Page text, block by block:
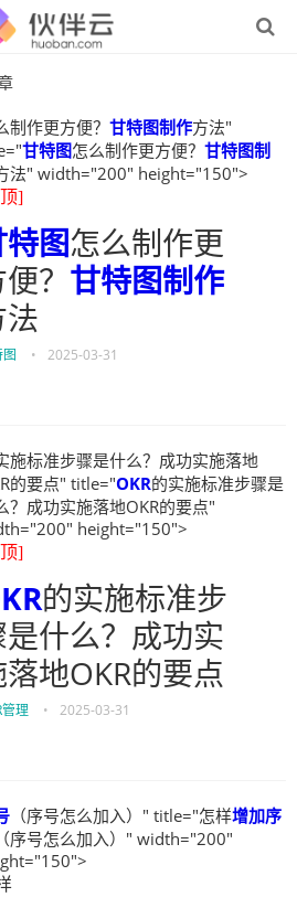
制作更方便？ 甘特图制作方法"
甘特图怎么制作更方便？ 甘特图制
法" width="200" height="150">
]
特图怎么制作更
？ 甘特图制作
法
• 2025-03-31
施标准步骤是什么？成功实施落地
的要点" title="OKR的实施标准步骤是
？成功实施落地OKR的要点"
height="150">
]
的实施标准步
什么？成功实
地OKR的要点
管理 • 2025-03-31
（序号怎么加入）" title="怎样增加序
（序号怎么加入）" width="200"